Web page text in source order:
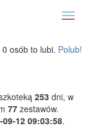
0 osób to lubi. Polub!
253 dni, w
77 zestawów.
09-12 09:03:58.